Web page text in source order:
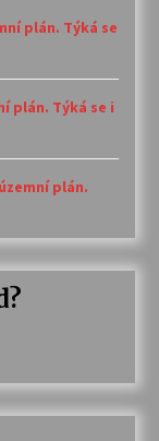
plán. Týká se
plán. Týká se i
plán.